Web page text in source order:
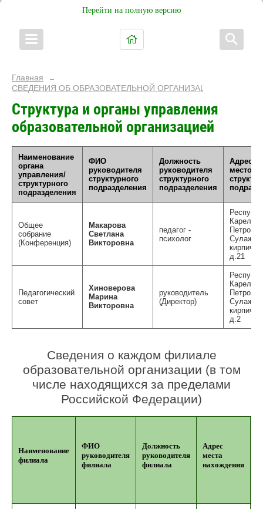
Перейти на полную версию
Главная →
СВЕДЕНИЯ ОБ ОБРАЗОВАТЕЛЬНОЙ ОРГАНИЗАЦИИ
Структура и органы управления
образовательной организацией
Наименование
органа
управления/
структурного
подразделения
ФИО
руководителя
структурного
подразделения
Должность
руководителя
структурного
подразделения
Адрес
Общее
собрание
(Конференция)
Макарова
Светлана
Викторовна
педагог -
психолог
д.21
Педагогический
совет
Хиноверова
Марина
Викторовна
руководитель
(Директор)
д.2
Сведения о каждом филиале
образовательной организации (в том
числе находящихся за пределами
Российской Федерации)
Наименование
филиала
ФИО
руководителя
филиала
Должность
руководителя
филиала
Адрес
места
нахождения